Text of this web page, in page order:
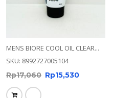
MENS BIORE COOL OIL CLEAR...
SKU: 8992727005104
Rp17,060 Rp15,530